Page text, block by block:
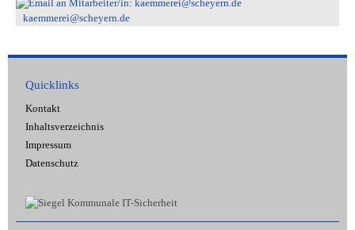
kaemmerei@scheyern.de
Quicklinks
Kontakt
Inhaltsverzeichnis
Impressum
Datenschutz